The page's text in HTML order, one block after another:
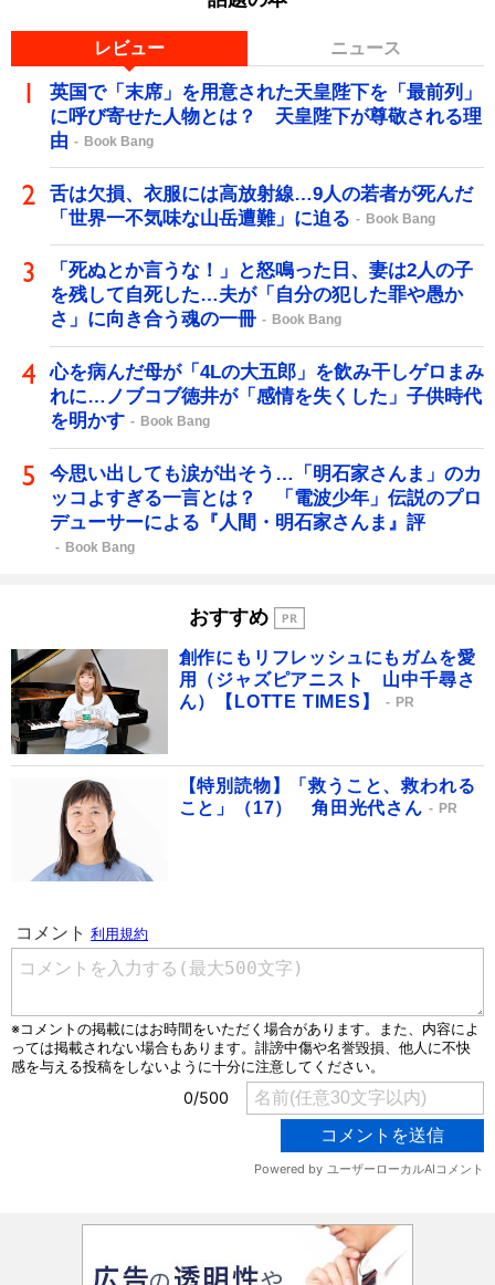
レビュー ニュース
英国で「末席」を用意された天皇陛下を「最前列」
に呼び寄せた人物とは？ 天皇陛下が尊敬される理
由
Book Bang
舌は欠損、衣服には高放射線…9人の若者が死んだ
「世界一不気味な山岳遭難」に迫る
Book Bang
「死ぬとか言うな！」と怒鳴った日、妻は2人の子
を残して自死した…夫が「自分の犯した罪や愚か
さ」に向き合う魂の一冊
Book Bang
心を病んだ母が「4Lの大五郎」を飲み干しゲロまみ
れに…ノブコブ徳井が「感情を失くした」子供時代
を明かす
Book Bang
今思い出しても涙が出そう…「明石家さんま」のカ
ッコよすぎる一言とは？ 「電波少年」伝説のプロ
デューサーによる『人間・明石家さんま』評
Book Bang
おすすめ
創作にもリフレッシュにもガムを愛
用（ジャズピアニスト 山中千尋さ
ん）【LOTTE TIMES】
PR
【特別読物】「救うこと、救われる
こと」（17） 角田光代さん
PR